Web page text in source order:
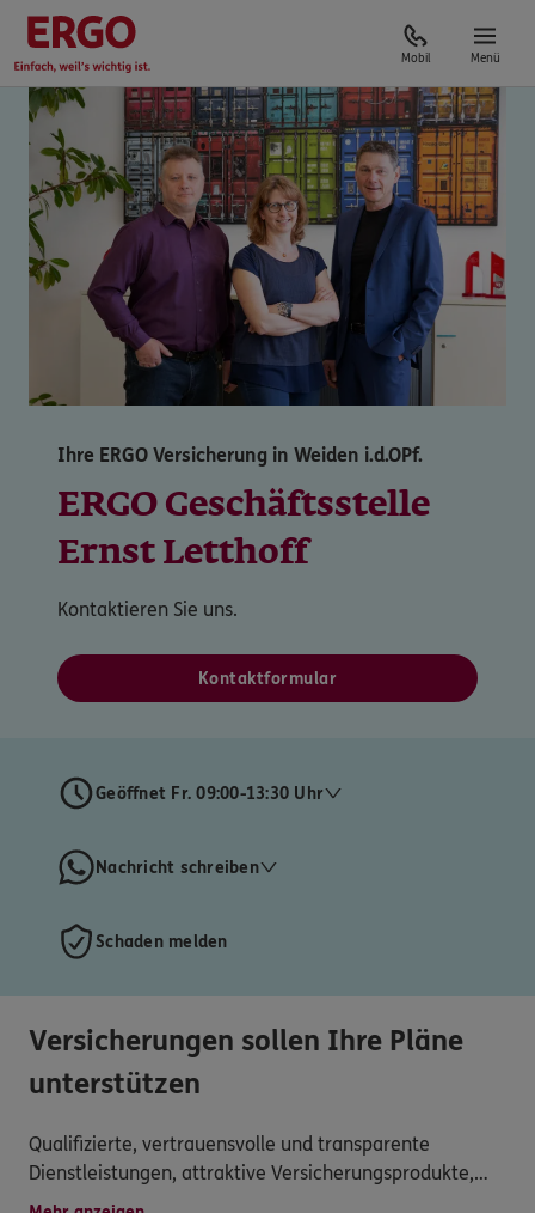
Mobil Menü
Ihre ERGO Versicherung in Weiden i.d.OPf.
ERGO Geschäftsstelle
Ernst Letthoff
Kontaktieren Sie uns.
Kontaktformular
Geöffnet Fr. 09:00-13:30 Uhr
Nachricht schreiben
Schaden melden
Versicherungen sollen Ihre Pläne
unterstützen
Qualifizierte, vertrauensvolle und transparente
Dienstleistungen, attraktive Versicherungsprodukte,
persönliche Betreuung, schnelle Schadensregulierung